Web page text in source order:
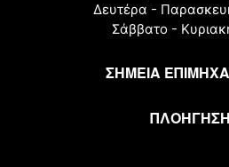
Δευτέρα -
Σάββατο -
ΣΗΜΕΙΑ
ΠΛΟΗΓΗΣΗ